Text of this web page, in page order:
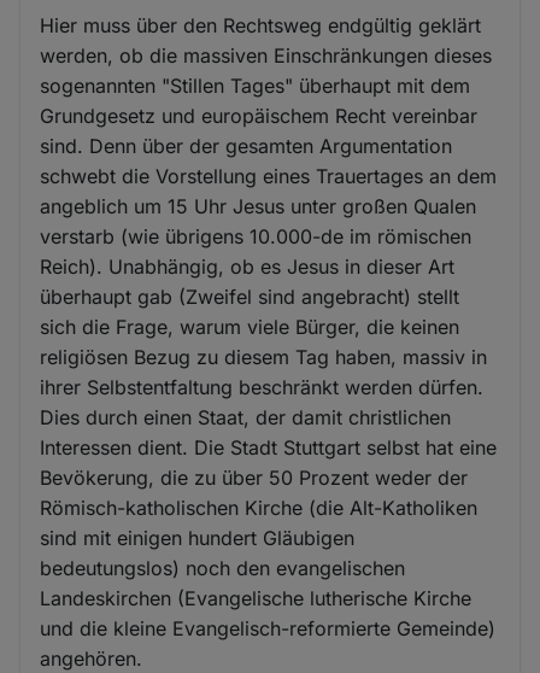
Hier muss über den Rechtsweg endgültig geklärt
werden, ob die massiven Einschränkungen dieses
sogenannten "Stillen Tages" überhaupt mit dem
Grundgesetz und europäischem Recht vereinbar
sind. Denn über der gesamten Argumentation
schwebt die Vorstellung eines Trauertages an dem
angeblich um 15 Uhr Jesus unter großen Qualen
verstarb (wie übrigens 10.000-de im römischen
Reich). Unabhängig, ob es Jesus in dieser Art
überhaupt gab (Zweifel sind angebracht) stellt
sich die Frage, warum viele Bürger, die keinen
religiösen Bezug zu diesem Tag haben, massiv in
ihrer Selbstentfaltung beschränkt werden dürfen.
Dies durch einen Staat, der damit christlichen
Interessen dient. Die Stadt Stuttgart selbst hat eine
Bevökerung, die zu über 50 Prozent weder der
Römisch-katholischen Kirche (die Alt-Katholiken
sind mit einigen hundert Gläubigen
bedeutungslos) noch den evangelischen
Landeskirchen (Evangelische lutherische Kirche
und die kleine Evangelisch-reformierte Gemeinde)
angehören.